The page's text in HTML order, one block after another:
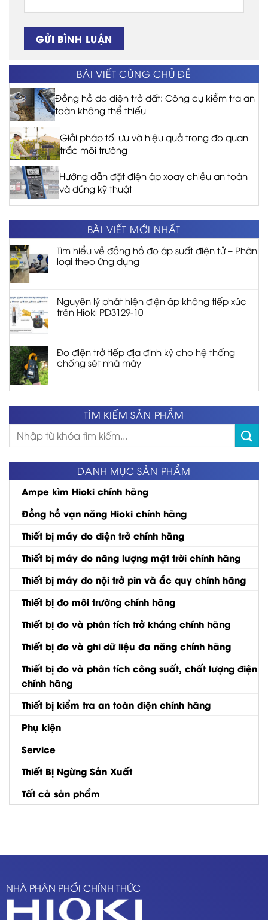
BÀI VIẾT CÙNG CHỦ ĐỀ
Đồng hồ đo điện trở đất: Công cụ kiểm tra an
toàn không thể thiếu
Giải pháp tối ưu và hiệu quả trong đo quan
trắc môi trường
Hướng dẫn đặt điện áp xoay chiều an toàn
và đúng kỹ thuật
BÀI VIẾT MỚI NHẤT
Tìm hiểu về đồng hồ đo áp suất điện tử – Phân
loại theo ứng dụng
Nguyên lý phát hiện điện áp không tiếp xúc
trên Hioki PD3129-10
Đo điện trở tiếp địa định kỳ cho hệ thống
chống sét nhà máy
TÌM KIẾM SẢN PHẨM
Tìm
kiếm:
DANH MỤC SẢN PHẨM
Ampe kìm Hioki chính hãng
Đồng hồ vạn năng Hioki chính hãng
Thiết bị máy đo điện trở chính hãng
Thiết bị máy đo năng lượng mặt trời chính hãng
Thiết bị máy đo nội trở pin và ắc quy chính hãng
Thiết bị đo môi trường chính hãng
Thiết bị đo và phân tích trở kháng chính hãng
Thiết bị đo và ghi dữ liệu đa năng chính hãng
Thiết bị đo và phân tích công suất, chất lượng điện
chính hãng
Thiết bị kiểm tra an toàn điện chính hãng
Phụ kiện
Service
Thiết Bị Ngừng Sản Xuất
Tất cả sản phẩm
NHÀ PHÂN PHỐI CHÍNH THỨC